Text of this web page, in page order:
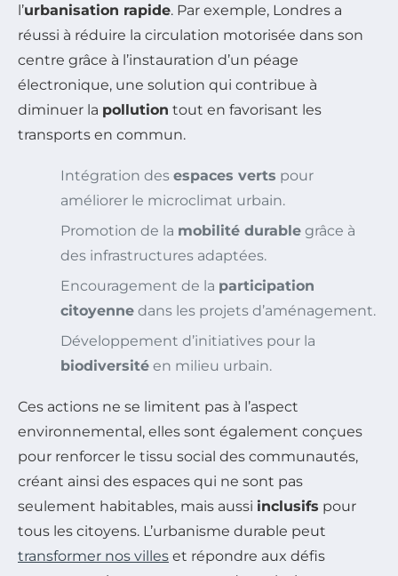
l’urbanisation rapide. Par exemple, Londres a
réussi à réduire la circulation motorisée dans son
centre grâce à l’instauration d’un péage
électronique, une solution qui contribue à
diminuer la pollution tout en favorisant les
transports en commun.
Intégration des espaces verts pour
améliorer le microclimat urbain.
Promotion de la mobilité durable grâce à
des infrastructures adaptées.
Encouragement de la participation
citoyenne dans les projets d’aménagement.
Développement d’initiatives pour la
biodiversité en milieu urbain.
Ces actions ne se limitent pas à l’aspect
environnemental, elles sont également conçues
pour renforcer le tissu social des communautés,
créant ainsi des espaces qui ne sont pas
seulement habitables, mais aussi inclusifs pour
tous les citoyens. L’urbanisme durable peut
transformer nos villes et répondre aux défis